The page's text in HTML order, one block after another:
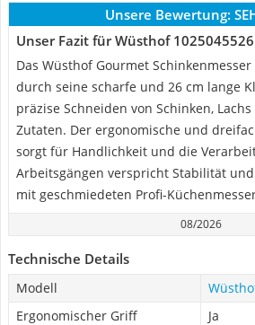
Unsere Bewertung:
Unser Fazit für Wüsthof
Das Wüsthof Gourmet
durch seine scharfe und 26 cm lange
präzise Schneiden von Schinken,
Zutaten. Der ergonomische und
sorgt für Handlichkeit und die
Arbeitsgängen verspricht Stabilität
mit geschmiedeten Profi-
08/2026
Technische Details
Modell
Ergonomischer Griff
Ja